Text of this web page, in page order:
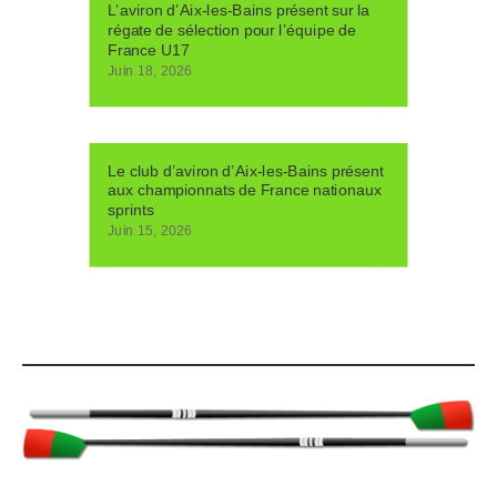
L’aviron d’Aix-les-Bains présent sur la
régate de sélection pour l’équipe de
France U17
Juin 18, 2026
Le club d’aviron d’Aix-les-Bains présent
aux championnats de France nationaux
sprints
Juin 15, 2026